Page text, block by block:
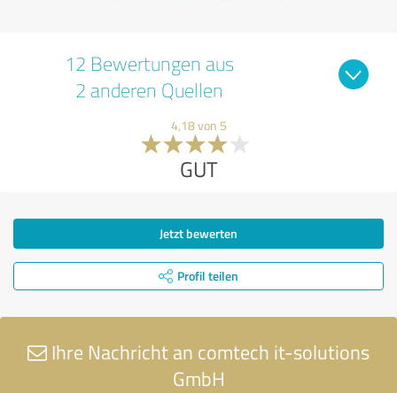
12 Bewertungen aus
2 anderen Quellen
4,18 von 5
GUT
Jetzt bewerten
Profil teilen
Ihre Nachricht an comtech it-solutions
GmbH